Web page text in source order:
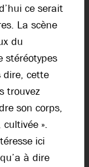
ce serait
La scène
du
stéréotypes
dire, cette
trouvez
son corps,
».
ici
à dire